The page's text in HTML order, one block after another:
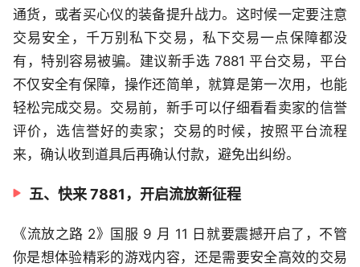
通货，或者买心仪的装备提升战力。这时候一定要注意
交易安全，千万别私下交易，私下交易一点保障都没
有，特别容易被骗。建议新手选 7881 平台交易，平台
不仅安全有保障，操作还简单，就算是第一次用，也能
轻松完成交易。交易前，新手可以仔细看看卖家的信誉
评价，选信誉好的卖家；交易的时候，按照平台流程
来，确认收到道具后再确认付款，避免出纠纷。
五、快来 7881，开启流放新征程
《流放之路 2》国服 9 月 11 日就要震撼开启了，不管
你是想体验精彩的游戏内容，还是需要安全高效的交易